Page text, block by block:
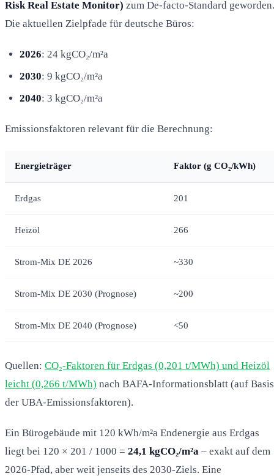
Risk Real Estate Monitor) zum De-facto-Standard geworden.
Die aktuellen Zielpfade für deutsche Büros:
2026: 24 kgCO₂/m²a
2030: 9 kgCO₂/m²a
2040: 3 kgCO₂/m²a
Emissionsfaktoren relevant für die Berechnung:
Energieträger Faktor (g CO₂/kWh)
Erdgas 201
Heizöl 266
Strom-Mix DE 2026 ~330
Strom-Mix DE 2030 (Prognose) ~200
Strom-Mix DE 2040 (Prognose) <50
Quellen: CO₂-Faktoren für Erdgas (0,201 t/MWh) und Heizöl
leicht (0,266 t/MWh) nach BAFA-Informationsblatt (auf Basis
der UBA-Emissionsfaktoren).
Ein Bürogebäude mit 120 kWh/m²a Endenergie aus Erdgas
liegt bei 120 × 201 / 1000 = 24,1 kgCO₂/m²a – exakt auf dem
2026-Pfad, aber weit jenseits des 2030-Ziels. Eine